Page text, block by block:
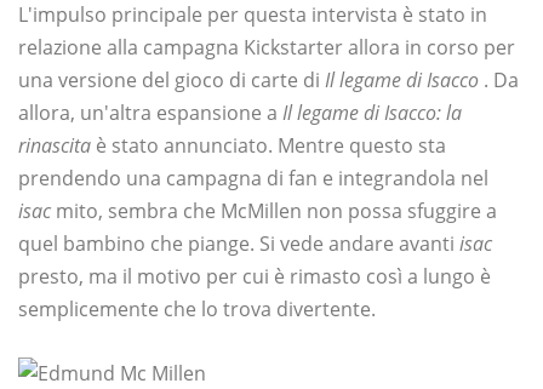
L'impulso principale per questa intervista è stato in
relazione alla campagna Kickstarter allora in corso per
una versione del gioco di carte di Il legame di Isacco . Da
allora, un'altra espansione a Il legame di Isacco: la
rinascita è stato annunciato. Mentre questo sta
prendendo una campagna di fan e integrandola nel
isac mito, sembra che McMillen non possa sfuggire a
quel bambino che piange. Si vede andare avanti isac
presto, ma il motivo per cui è rimasto così a lungo è
semplicemente che lo trova divertente.